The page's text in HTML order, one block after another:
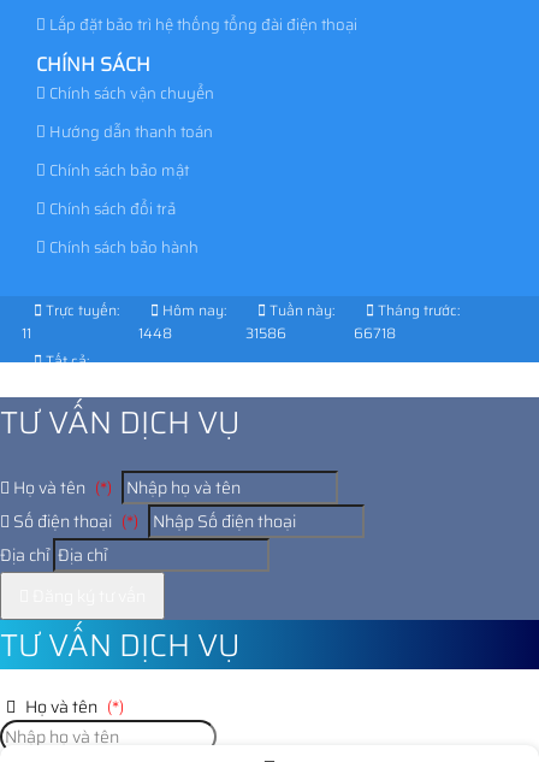
Lắp đặt bảo trì hệ thống tổng đài điện thoại
CHÍNH SÁCH
Chính sách vận chuyển
Hướng dẫn thanh toán
Chính sách bảo mật
Chính sách đổi trả
Chính sách bảo hành
Trực tuyến:
11
Hôm nay:
1448
Tuần này:
31586
Tháng trước:
66718
Tất cả:
TƯ VẤN DỊCH VỤ
Họ và tên (*)
Số điện thoại (*)
Địa chỉ
TƯ VẤN DỊCH VỤ
Họ và tên (*)